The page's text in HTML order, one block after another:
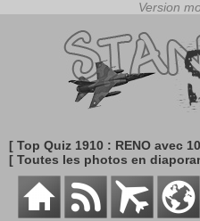
[ Top Quiz 1910 : RENO avec
[ Toutes les photos en